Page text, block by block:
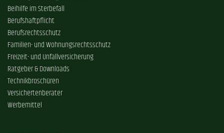
Beihilfe im Sterbefall
Berufshaftpflicht
Berufsrechtsschutz
Familien- und Wohnungsrechtsschutz
Freizeit- und Unfallversicherung
Ratgeber & Downloads
Technikbroschüren
Versichertenberater
Werbemittel